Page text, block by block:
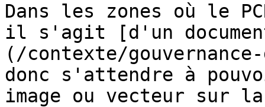
Dans les zones où le
il s'agit [d'un
(/contexte/
donc s'attendre à
image ou vecteur sur